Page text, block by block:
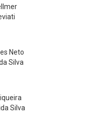
Neto
Silva
Silva